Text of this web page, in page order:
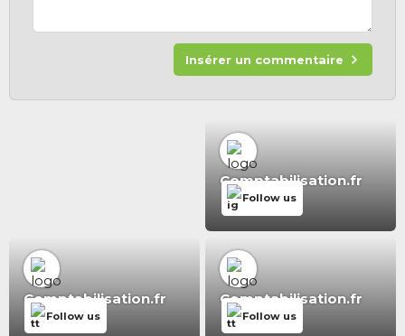
Insérer un commentaire
Comptabilisation.fr
Follow us
Comptabilisation.fr
Follow us
Comptabilisation.fr
Follow us